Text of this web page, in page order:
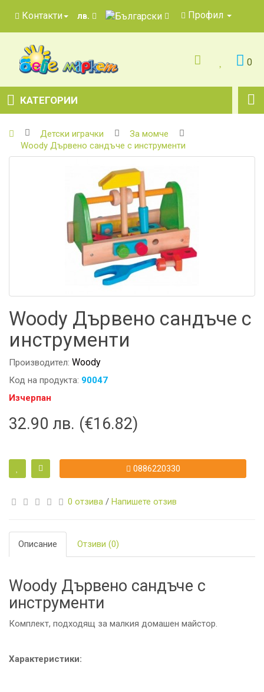
Контакти лв. Профил
0
КАТЕГОРИИ
Детски играчки
За момче
Woody Дървено сандъче с инструменти
Woody Дървено сандъче с
инструменти
Производител: Woody
Код на продукта: 90047
Изчерпан
32.90 лв. (€16.82)
0886220330
0 отзива / Напишете отзив
Описание Отзиви (0)
Woody Дървено сандъче с
инструменти
Комплект, подходящ за малкия домашен майстор.
Характеристики: